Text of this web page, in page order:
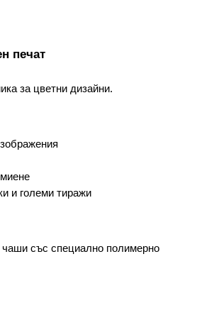
печат
за цветни дизайни.
и големи тиражи
със специално полимерно